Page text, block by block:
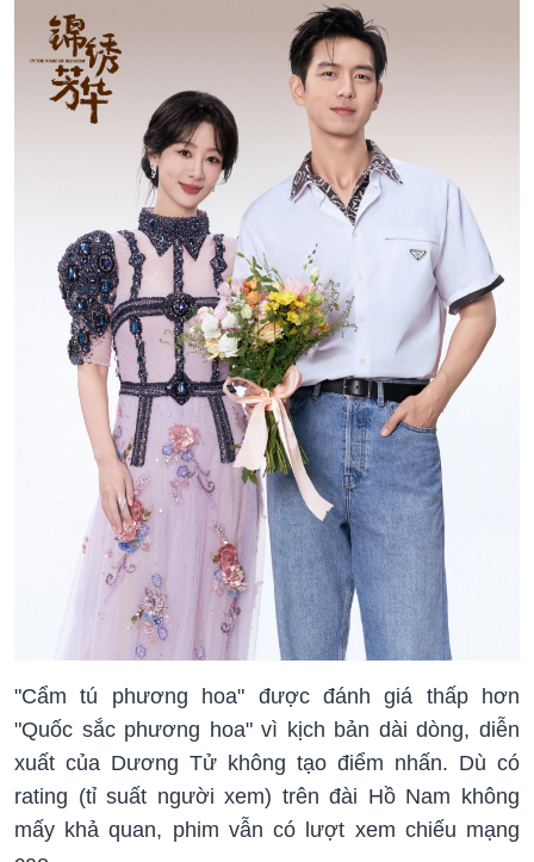
"Cẩm tú phương hoa" được đánh giá thấp hơn
"Quốc sắc phương hoa" vì kịch bản dài dòng, diễn
xuất của Dương Tử không tạo điểm nhấn. Dù có
rating (tỉ suất người xem) trên đài Hồ Nam không
mấy khả quan, phim vẫn có lượt xem chiếu mạng